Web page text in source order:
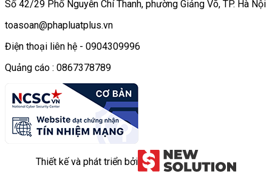
Số 42/29 Phố Nguyễn Chí Thanh, phường Giảng Võ, TP. Hà Nội
toasoan@phapluatplus.vn
Điện thoại liên hệ - 0904309996
Quảng cáo : 0867378789
Thiết kế và phát triển bởi